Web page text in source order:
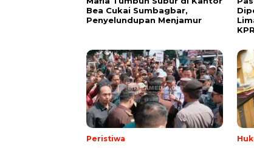
Bea Cukai Sumbagbar,
Penyelundupan Menjamur
Peristiwa